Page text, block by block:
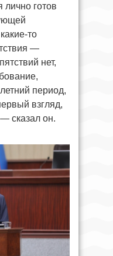
лично готов
то
—
нет,
период,
взгляд,
сказал он.